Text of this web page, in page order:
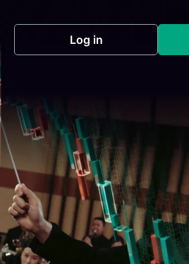
Log in(opens in a new tab)